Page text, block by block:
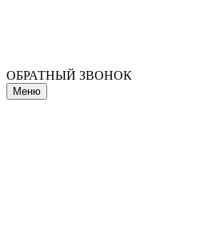
ОБРАТНЫЙ ЗВОНОК
Меню